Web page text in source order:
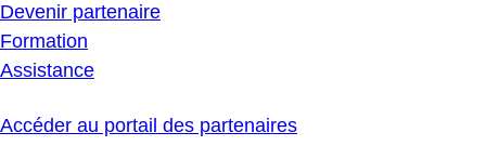
Devenir partenaire
Formation
Assistance
Accéder au portail des partenaires